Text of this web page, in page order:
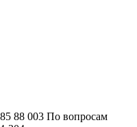
88 003 По вопросам